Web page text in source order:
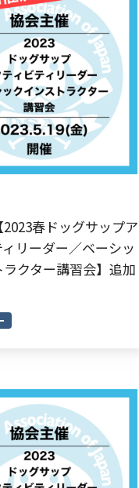
春ドッグサップア
リーダー／ベーシッ
クター講習会】追加